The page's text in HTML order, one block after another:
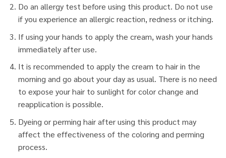
Do an allergy test before using this product. Do not use
if you experience an allergic reaction, redness or itching.
If using your hands to apply the cream, wash your hands
immediately after use.
It is recommended to apply the cream to hair in the
morning and go about your day as usual. There is no need
to expose your hair to sunlight for color change and
reapplication is possible.
Dyeing or perming hair after using this product may
affect the effectiveness of the coloring and perming
process.